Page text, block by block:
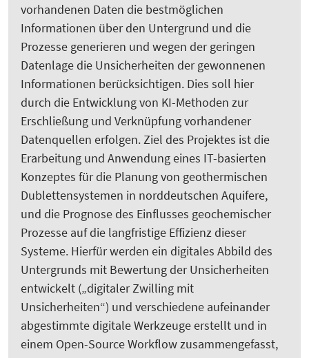
vorhandenen Daten die bestmöglichen
Informationen über den Untergrund und die
Prozesse generieren und wegen der geringen
Datenlage die Unsicherheiten der gewonnenen
Informationen berücksichtigen. Dies soll hier
durch die Entwicklung von KI-Methoden zur
Erschließung und Verknüpfung vorhandener
Datenquellen erfolgen. Ziel des Projektes ist die
Erarbeitung und Anwendung eines IT-basierten
Konzeptes für die Planung von geothermischen
Dublettensystemen in norddeutschen Aquifere,
und die Prognose des Einflusses geochemischer
Prozesse auf die langfristige Effizienz dieser
Systeme. Hierfür werden ein digitales Abbild des
Untergrunds mit Bewertung der Unsicherheiten
entwickelt („digitaler Zwilling mit
Unsicherheiten“) und verschiedene aufeinander
abgestimmte digitale Werkzeuge erstellt und in
einem Open-Source Workflow zusammengefasst,